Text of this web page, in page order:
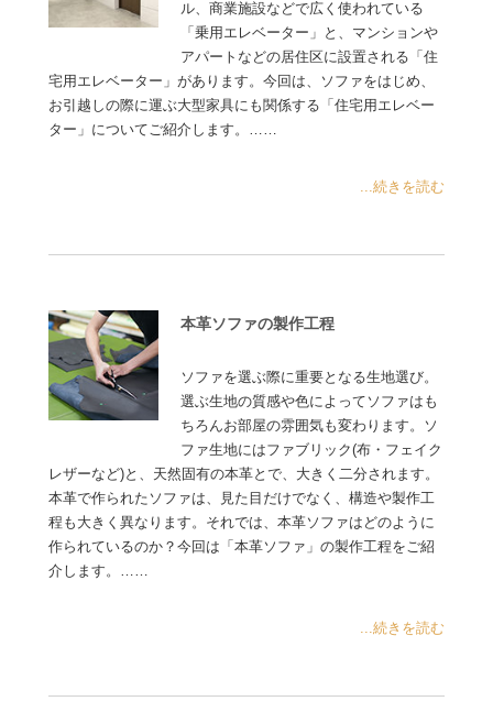
ル、商業施設などで広く使われている
「乗用エレベーター」と、マンションや
アパートなどの居住区に設置される「住
宅用エレベーター」があります。今回は、ソファをはじめ、
お引越しの際に運ぶ大型家具にも関係する「住宅用エレベー
ター」についてご紹介します。……
...続きを読む
本革ソファの製作工程
ソファを選ぶ際に重要となる生地選び。
選ぶ生地の質感や色によってソファはも
ちろんお部屋の雰囲気も変わります。ソ
ファ生地にはファブリック(布・フェイク
レザーなど)と、天然固有の本革とで、大きく二分されます。
本革で作られたソファは、見た目だけでなく、構造や製作工
程も大きく異なります。それでは、本革ソファはどのように
作られているのか？今回は「本革ソファ」の製作工程をご紹
介します。……
...続きを読む